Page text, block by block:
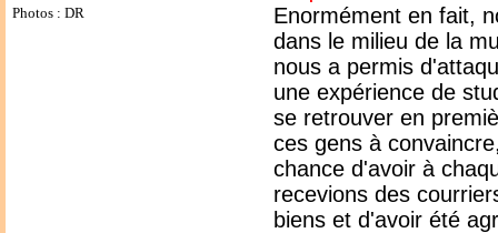
Photos : DR
Enormément en fait,
dans le milieu de la
nous a permis
une expérience de
se retrouver en
ces gens à
chance d'avoir à
recevions des
biens et d'avoir été